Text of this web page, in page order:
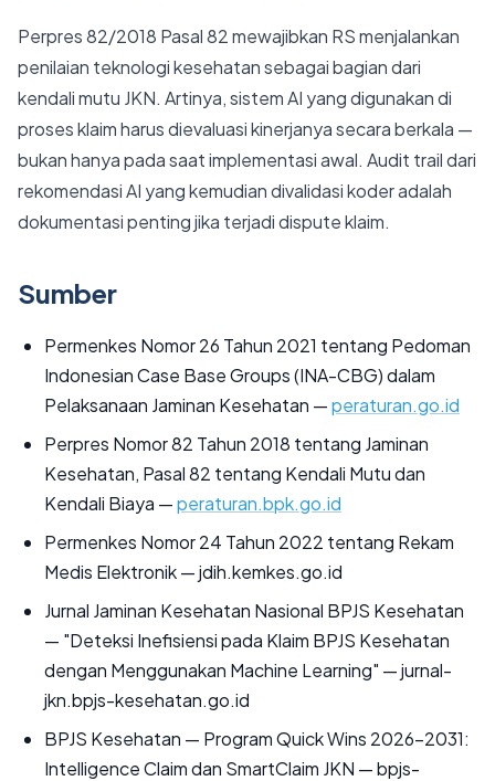
Perpres 82/2018 Pasal 82 mewajibkan RS menjalankan
penilaian teknologi kesehatan sebagai bagian dari
kendali mutu JKN. Artinya, sistem AI yang digunakan di
proses klaim harus dievaluasi kinerjanya secara berkala —
bukan hanya pada saat implementasi awal. Audit trail dari
rekomendasi AI yang kemudian divalidasi koder adalah
dokumentasi penting jika terjadi dispute klaim.
Sumber
Permenkes Nomor 26 Tahun 2021 tentang Pedoman
Indonesian Case Base Groups (INA-CBG) dalam
Pelaksanaan Jaminan Kesehatan —peraturan.go.id
Perpres Nomor 82 Tahun 2018 tentang Jaminan
Kesehatan, Pasal 82 tentang Kendali Mutu dan
Kendali Biaya —peraturan.bpk.go.id
Permenkes Nomor 24 Tahun 2022 tentang Rekam
Medis Elektronik — jdih.kemkes.go.id
Jurnal Jaminan Kesehatan Nasional BPJS Kesehatan
— "Deteksi Inefisiensi pada Klaim BPJS Kesehatan
dengan Menggunakan Machine Learning" — jurnal-
jkn.bpjs-kesehatan.go.id
BPJS Kesehatan — Program Quick Wins 2026-2031:
Intelligence Claim dan SmartClaim JKN — bpjs-